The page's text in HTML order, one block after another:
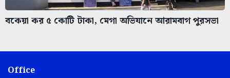
বকেয়া কর ৫ কোটি টাকা, মেগা অভিযানে আরামবাগ পুরসভা
Office